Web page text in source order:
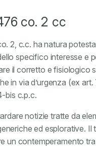
co. 2 cc
2, c.c. ha natura
specifico interesse e
il corretto e fisiologico
in via d’urgenza (ex
bis c.p.c.
notizie tratte da
ed esplorative. Il
un contemperamento